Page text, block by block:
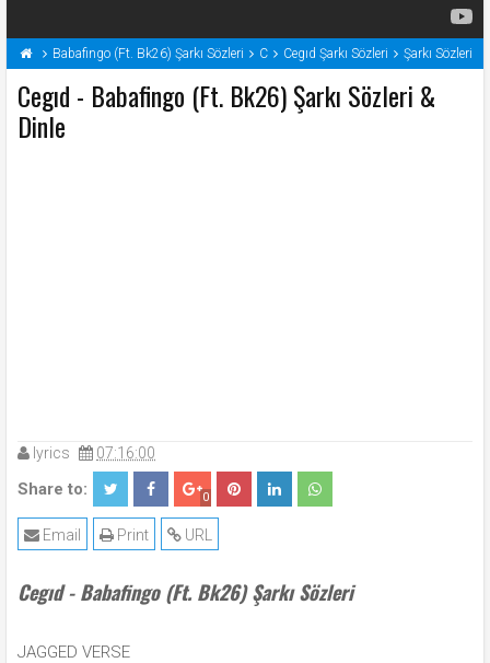
Babafingo (Ft. Bk26) Şarkı Sözleri C Cegıd Şarkı Sözleri Şarkı Sözleri
Cegıd - Babafingo (Ft. Bk26) Şarkı Sözleri &
Dinle
lyrics 07:16:00
Share to: 0
URL
Print
Email
Cegıd - Babafingo (Ft. Bk26) Şarkı Sözleri
JAGGED VERSE